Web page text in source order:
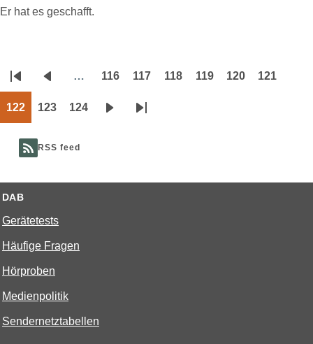
Er hat es geschafft.
Seitennummerierung
Erste
Seite
Vorherige
Seite
… 116 117 118 119 120 121
122 123 124
NächsteLetzte
RSS feed
DAB
Gerätetests
Häufige Fragen
Hörproben
Medienpolitik
Sendernetztabellen